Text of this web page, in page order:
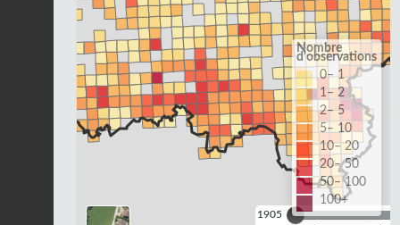
1905
Nombre
d'observations
0– 1
1– 2
2– 5
5– 10
10– 20
20– 50
50– 100
100+